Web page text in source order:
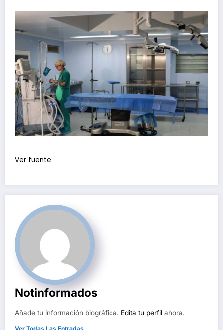
Ver fuente
Notinformados
Añade tu información biográfica. Edita tu perfil ahora.
Ver Todas Las Entradas